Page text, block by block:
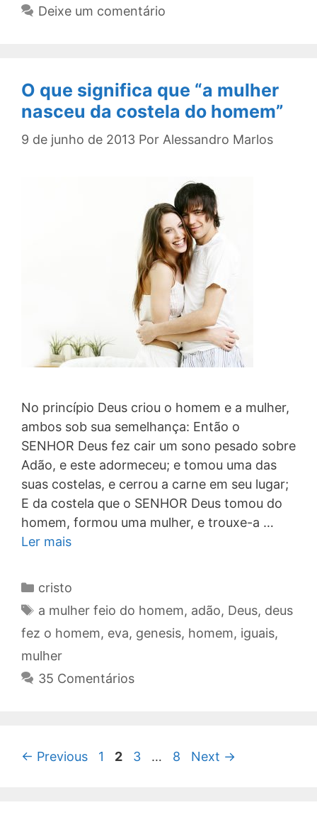
Deixe um comentário
O que significa que “a mulher
nasceu da costela do homem”
9 de junho de 2013 Por Alessandro Marlos
No princípio Deus criou o homem e a mulher,
ambos sob sua semelhança: Então o
SENHOR Deus fez cair um sono pesado sobre
Adão, e este adormeceu; e tomou uma das
suas costelas, e cerrou a carne em seu lugar;
E da costela que o SENHOR Deus tomou do
homem, formou uma mulher, e trouxe-a …
Ler mais
Categorias
cristo
Tags
a mulher feio do homem, adão, Deus, deus
fez o homem, eva, genesis, homem, iguais,
mulher
35 Comentários
Navegação
← Previous Page
1 Page
2 Page
3 … Page
8 Next →